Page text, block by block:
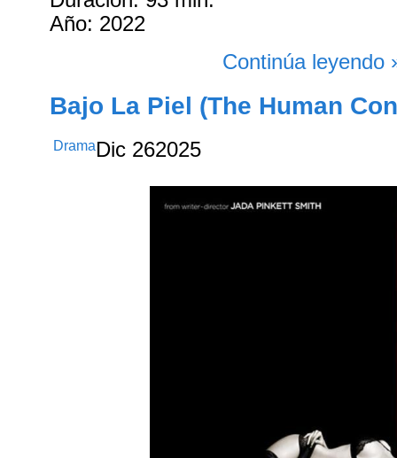
Año: 2022
Continúa leyendo
Bajo La Piel (The Human
Drama Dic 262025